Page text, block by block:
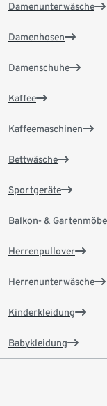
Damenunterwäsche
Damenhosen
Damenschuhe
Kaffee
Kaffeemaschinen
Bettwäsche
Sportgeräte
Balkon- &
Herrenpullover
Herrenunterwäsche
Kinderkleidung
Babykleidung